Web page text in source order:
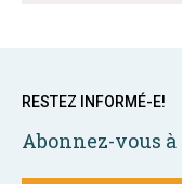
RESTEZ INFORMÉ-E!
Abonnez-vous